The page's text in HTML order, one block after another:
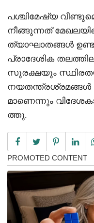
പശ്ചിമേഷ്യ
നീങ്ങുന്നത്
ത്യാഘാതങ്ങൾ
പ്രാദേശിക
സുരക്ഷയും
നയതന്ത്രശ്രമങ്ങൾ
മാണെന്നും
ത്തു.